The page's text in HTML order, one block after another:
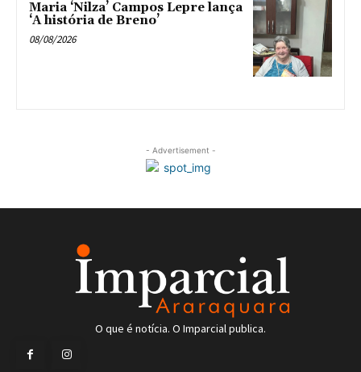
Maria ‘Nilza’ Campos Lepre lança
‘A história de Breno’
08/08/2026
- Advertisement -
O que é notícia. O Imparcial publica.